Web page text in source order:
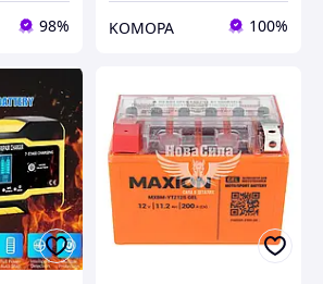
98% KOMOPA 100%